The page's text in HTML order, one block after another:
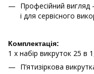
Професійний
і для сервісного
Комплектація:
1 х набір викруток 25 в
П’ятизіркова